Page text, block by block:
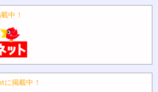
中！
に掲載中！